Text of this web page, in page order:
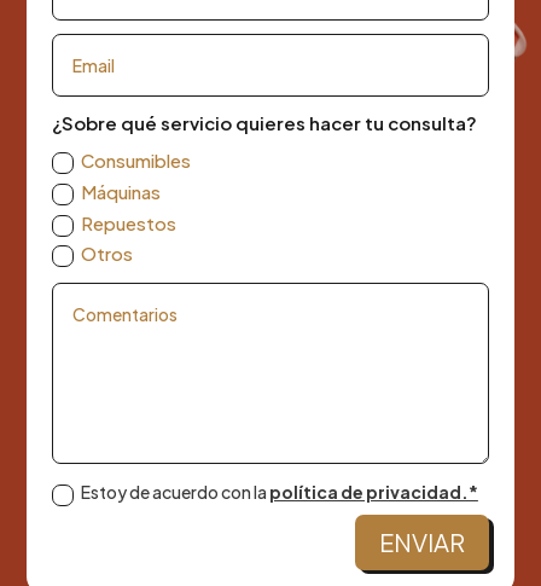
¿Sobre qué servicio quieres hacer tu consulta?
Consumibles
Máquinas
Repuestos
Otros
Estoy de acuerdo con la política de privacidad.*
ENVIAR